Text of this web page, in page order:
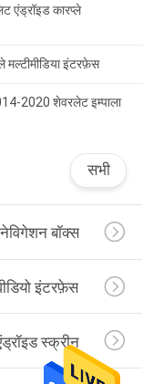
एंड्रॉइड कारप्ले
मल्टीमीडिया इंटरफ़ेस
2020 शेवरलेट इम्पाला
सभी
बॉक्स
इंटरफ़ेस
स्क्रीन